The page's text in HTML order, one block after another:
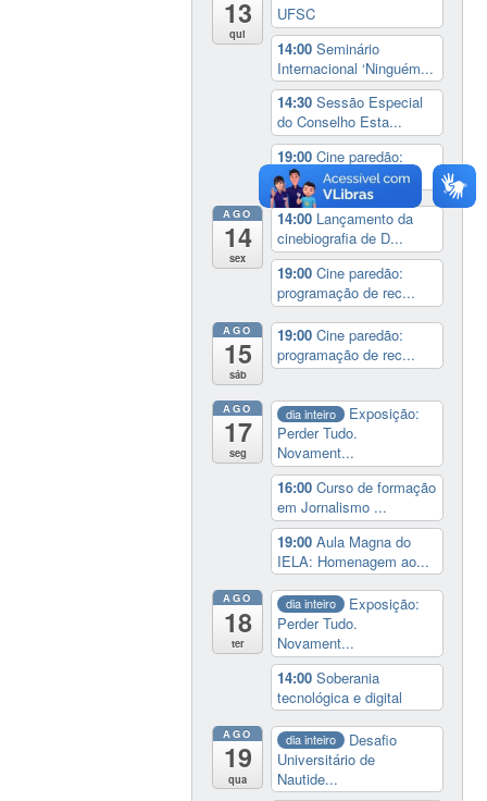
13
qui
UFSC
14:00Seminário
Internacional ‘Ninguém...
14:30Sessão Especial
do Conselho Esta...
19:00Cine paredão:
programação de rec...
AGO
14
sex
14:00 Lançamento da
cinebiografia de D...
19:00Cine paredão:
programação de rec...
AGO
15
sáb
19:00Cine paredão:
programação de rec...
AGO
17
seg
dia inteiro
Exposição:
Perder Tudo.
Novament...
16:00Curso de formação
em Jornalismo ...
19:00Aula Magna do
IELA: Homenagem ao...
AGO
18
ter
dia inteiro
Exposição:
Perder Tudo.
Novament...
14:00Soberania
tecnológica e digital
AGO
19
qua
dia inteiro
Desafio
Universitário de
Nautide...